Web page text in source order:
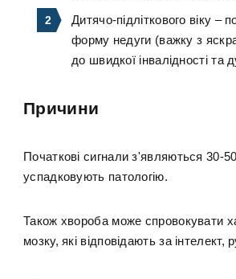
Дитячо-підліткового віку –
форму недуги (важку з
до швидкої інвалідності та
Причини
Початкові сигнали з'являються 30-
успадковують патологію.
Також хвороба може спровокувати
мозку, які відповідають за інтелект,